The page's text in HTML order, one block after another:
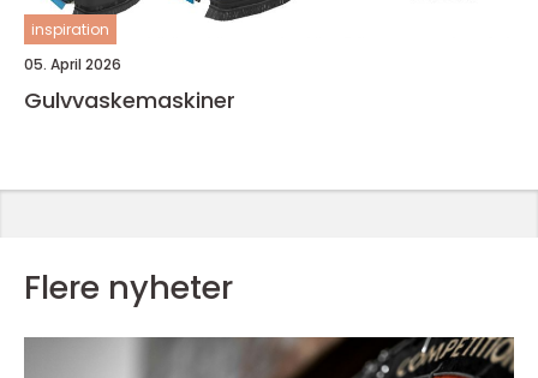
inspiration
05. April 2026
Gulvvaskemaskiner
Flere nyheter